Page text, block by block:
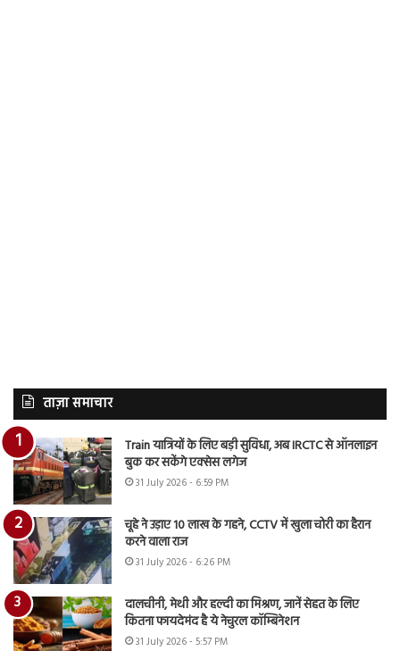
ताज़ा समाचार
Train यात्रियों के लिए बड़ी सुविधा, अब IRCTC से ऑनलाइन
बुक कर सकेंगे एक्सेस लगेज
31 July 2026 - 6:59 PM
चूहे ने उड़ाए 10 लाख के गहने, CCTV में खुला चोरी का हैरान
करने वाला राज
31 July 2026 - 6:26 PM
दालचीनी, मेथी और हल्दी का मिश्रण, जानें सेहत के लिए
कितना फायदेमंद है ये नेचुरल कॉम्बिनेशन
31 July 2026 - 5:57 PM